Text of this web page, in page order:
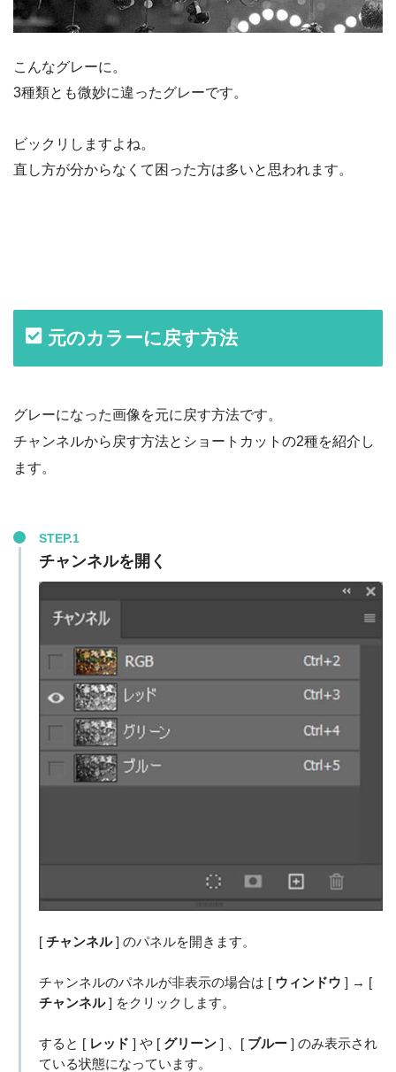
こんなグレーに。
3種類とも微妙に違ったグレーです。
ビックリしますよね。
直し方が分からなくて困った方は多いと思われます。
元のカラーに戻す方法
グレーになった画像を元に戻す方法です。
チャンネルから戻す方法とショートカットの2種を紹介し
ます。
STEP.1
チャンネルを開く
[ チャンネル] のパネルを開きます。
チャンネルのパネルが非表示の場合は [ ウィンドウ ] → [
チャンネル] をクリックします。
すると [ レッド ] や [ グリーン] 、[ ブルー] のみ表示され
ている状態になっています。